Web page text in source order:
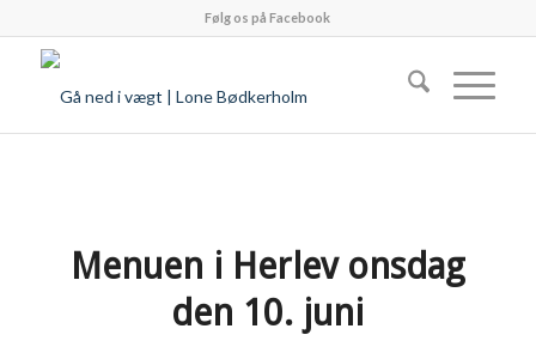
Følg os på Facebook
Menuen i Herlev onsdag
den 10. juni